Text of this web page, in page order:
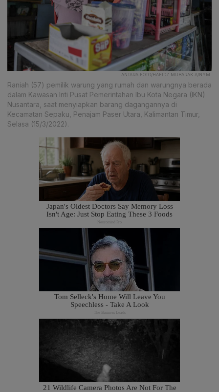
ANTARA FOTO/HAFIDZ MUBARAK A/NYM.
Raniah (57) pemilik warung yang rumah dan warungnya berada
dalam Kawasan Inti Pusat Pemerintahan Ibu Kota Negara (IKN)
Nusantara, saat menyiapkan barang dagangannya di
Kecamatan Sepaku, Penajam Paser Utara, Kalimantan Timur,
Selasa (15/3/2022).